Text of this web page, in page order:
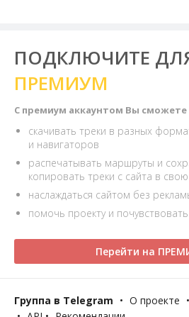
ПОДКЛЮЧИТЕ
ПРЕМИУМ
С премиум аккаунтом Вы сможете
скачивать треки в разных
и навигаторов
распечатывать маршруты и
копировать треки с сайта в
наслаждаться сайтом без
помочь проекту и
Перейти на
Группа в Telegram • О проекте •